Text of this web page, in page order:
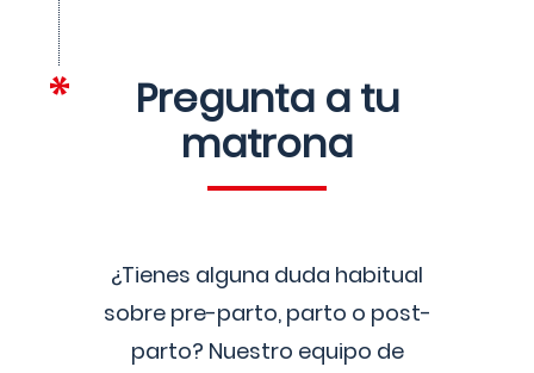
Pregunta a tu
matrona
¿Tienes alguna duda habitual
sobre pre-parto, parto o post-
parto? Nuestro equipo de